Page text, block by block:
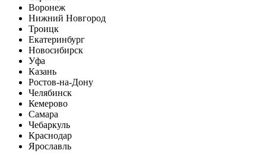
Воронеж
Нижний Новгород
Троицк
Екатеринбург
Новосибирск
Уфа
Казань
Ростов-на-Дону
Челябинск
Кемерово
Самара
Чебаркуль
Краснодар
Ярославль